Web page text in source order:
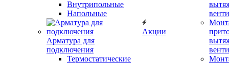
Внутрипольные
Напольные
Арматура для
подключения
Термостатические
Акции